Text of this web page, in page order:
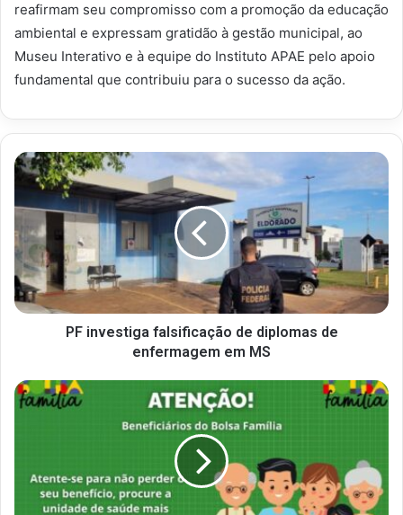
reafirmam seu compromisso com a promoção da educação
ambiental e expressam gratidão à gestão municipal, ao
Museu Interativo e à equipe do Instituto APAE pelo apoio
fundamental que contribuiu para o sucesso da ação.
PF investiga falsificação de diplomas de
enfermagem em MS